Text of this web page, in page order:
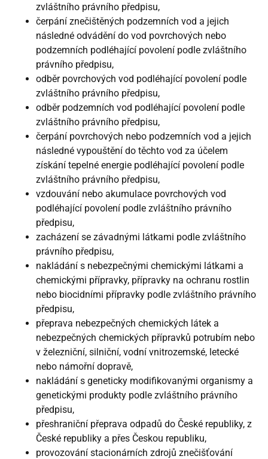
zvláštního právního předpisu,
čerpání znečištěných podzemních vod a jejich
následné odvádění do vod povrchových nebo
podzemních podléhající povolení podle zvláštního
právního předpisu,
odběr povrchových vod podléhající povolení podle
zvláštního právního předpisu,
odběr podzemních vod podléhající povolení podle
zvláštního právního předpisu,
čerpání povrchových nebo podzemních vod a jejich
následné vypouštění do těchto vod za účelem
získání tepelné energie podléhající povolení podle
zvláštního právního předpisu,
vzdouvání nebo akumulace povrchových vod
podléhající povolení podle zvláštního právního
předpisu,
zacházení se závadnými látkami podle zvláštního
právního předpisu,
nakládání s nebezpečnými chemickými látkami a
chemickými přípravky, přípravky na ochranu rostlin
nebo biocidními přípravky podle zvláštního právního
předpisu,
přeprava nebezpečných chemických látek a
nebezpečných chemických přípravků potrubím nebo
v železniční, silniční, vodní vnitrozemské, letecké
nebo námořní dopravě,
nakládání s geneticky modifikovanými organismy a
genetickými produkty podle zvláštního právního
předpisu,
přeshraniční přeprava odpadů do České republiky, z
České republiky a přes Českou republiku,
provozování stacionárních zdrojů znečišťování